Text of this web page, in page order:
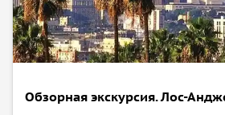
Обзорная экскурсия. Лос-